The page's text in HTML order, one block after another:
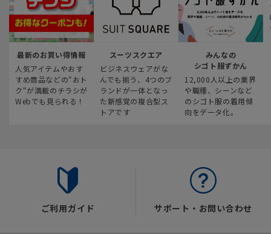
最新のお買い得情報
人気アイテムやおす
すめ商品などの“おト
ク“が満載のチラシが
Webでも見られる！
スーツスクエア
ビジネスウェアがな
んでも揃う、4つのブ
ランドが一体となっ
た新感覚の複合型ス
トアです
みんなの
シゴト服ずかん
12,000人以上の業界
や職種、シーンなど
のシゴト服の着用傾
向をデータ化。
ご利用ガイド サポート・お問い合わせ